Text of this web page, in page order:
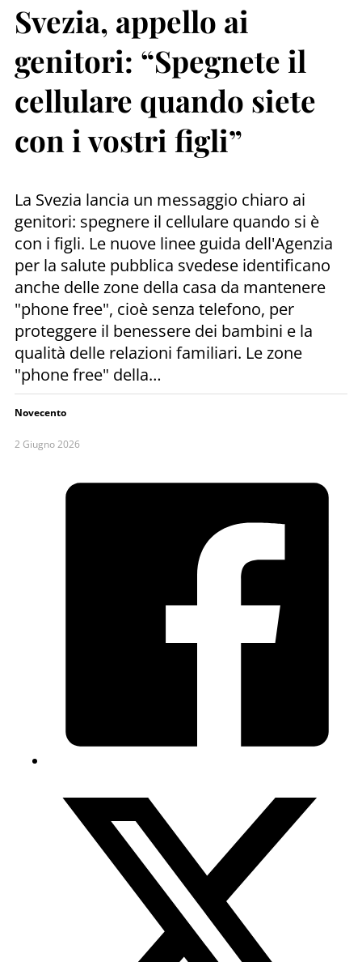
Svezia, appello ai
genitori: “Spegnete il
cellulare quando siete
con i vostri figli”
La Svezia lancia un messaggio chiaro ai
genitori: spegnere il cellulare quando si è
con i figli. Le nuove linee guida dell'Agenzia
per la salute pubblica svedese identificano
anche delle zone della casa da mantenere
"phone free", cioè senza telefono, per
proteggere il benessere dei bambini e la
qualità delle relazioni familiari. Le zone
"phone free" della…
Novecento
2 Giugno 2026